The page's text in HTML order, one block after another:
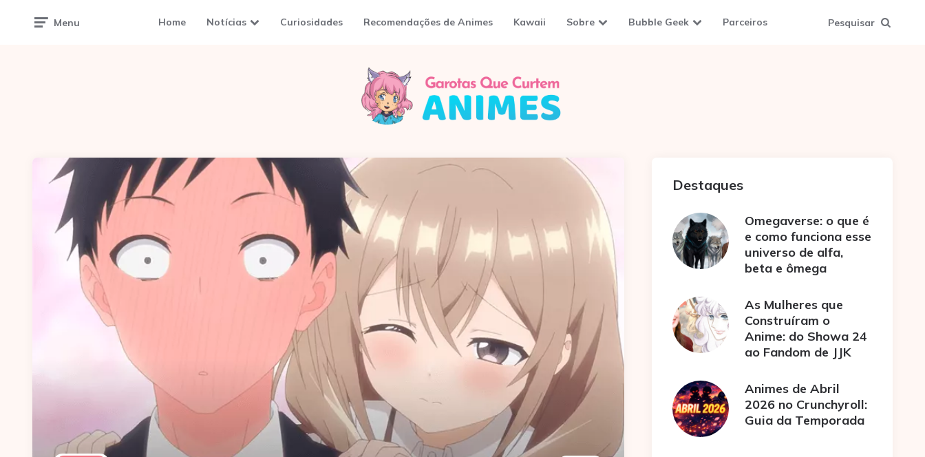
Menu Home Notícias Curiosidades Recomendações de Animes Kawaii Sobre Bubble Geek Parceiros Pesquisar
Destaques
Omegaverse: o que é
e como funciona esse
universo de alfa,
beta e ômega
As Mulheres que
Construíram o
Anime: do Showa 24
ao Fandom de JJK
Animes de Abril
2026 no Crunchyroll:
Guia da Temporada